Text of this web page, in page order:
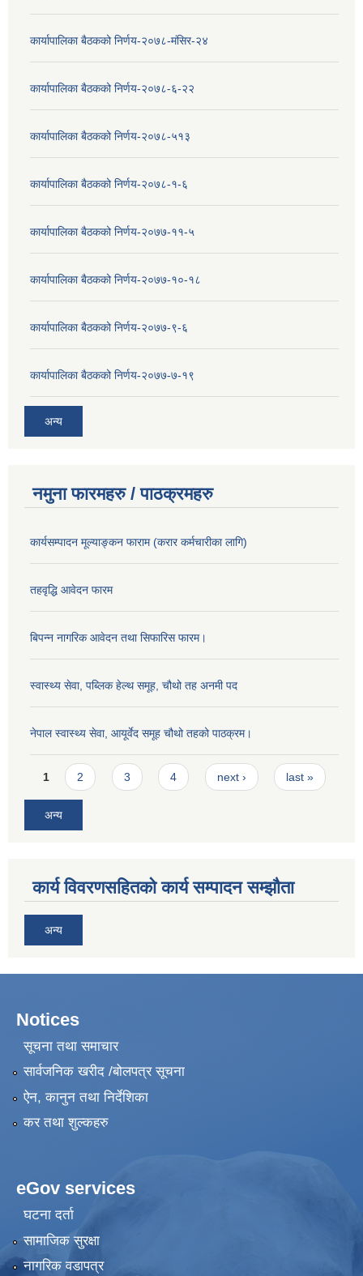
कार्यापालिका बैठकको निर्णय-२०७८-मंसिर-२४
कार्यापालिका बैठकको निर्णय-२०७८-६-२२
कार्यापालिका बैठकको निर्णय-२०७८-५१३
कार्यापालिका बैठकको निर्णय-२०७८-१-६
कार्यापालिका बैठकको निर्णय-२०७७-११-५
कार्यापालिका बैठकको निर्णय-२०७७-१०-१८
कार्यापालिका बैठकको निर्णय-२०७७-९-६
कार्यापालिका बैठकको निर्णय-२०७७-७-१९
अन्य
नमुना फारमहरु / पाठक्रमहरु
कार्यसम्पादन मूल्याङ्कन फाराम (करार कर्मचारीका लागि)
तहवृद्धि आवेदन फारम
बिपन्‍न नागरिक आवेदन तथा सिफारिस फारम।
स्वास्थ्य सेवा, पब्लिक हेल्‍थ समूह, चौथो तह अनमी पद
नेपाल स्वास्थ्य सेवा, आयूर्वेद समूह चौथो तहको पाठक्रम।
Pages
1 2 3 4 next › last »
अन्य
कार्य विवरणसहितको कार्य सम्पादन सम्झौता
अन्य
Notices
सूचना तथा समाचार
सार्वजनिक खरीद /बोलपत्र सूचना
ऐन, कानुन तथा निर्देशिका
कर तथा शुल्कहरु
eGov services
घटना दर्ता
सामाजिक सुरक्षा
नागरिक वडापत्र